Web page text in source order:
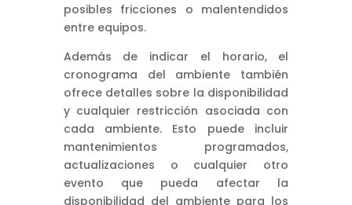
posibles fricciones o malentendidos
entre equipos.
Además de indicar el horario, el
cronograma del ambiente también
ofrece detalles sobre la disponibilidad
y cualquier restricción asociada con
cada ambiente. Esto puede incluir
mantenimientos programados,
actualizaciones o cualquier otro
evento que pueda afectar la
disponibilidad del ambiente para los